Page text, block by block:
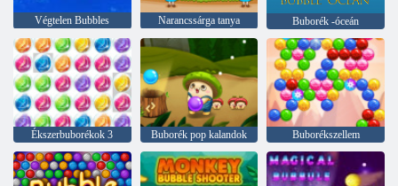
Végtelen Bubbles Narancssárga tanya Buborék -óceán
Ékszerbuborékok 3 Buborék pop kalandok Buborékszellem